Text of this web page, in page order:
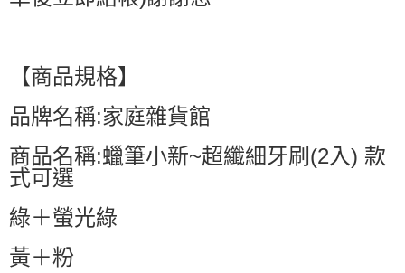
【商品規格】
品牌名稱:家庭雜貨館
商品名稱:蠟筆小新~超纖細牙刷(2入) 款
式可選
綠＋螢光綠
黃＋粉